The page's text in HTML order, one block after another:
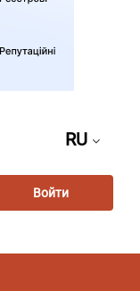
RU
Войти